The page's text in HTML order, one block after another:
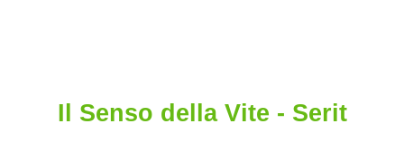
Il Senso della Vite - Serit